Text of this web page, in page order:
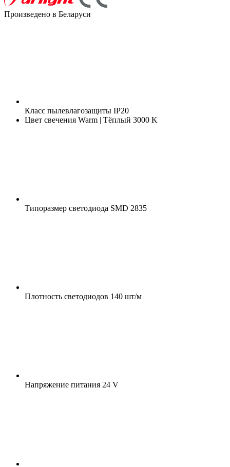
Произведено в Беларуси
Класс пылевлагозащиты IP20
Цвет свечения Warm | Тёплый 3000 K
Типоразмер светодиода SMD 2835
Плотность светодиодов 140 шт/м
Напряжение питания 24 V